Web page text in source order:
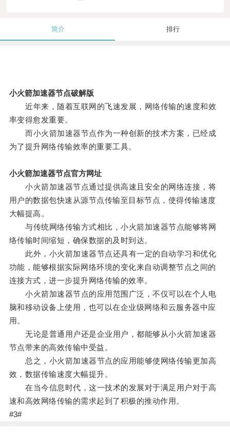
简介 排行
小火箭加速器节点破解版
近年来，随着互联网的飞速发展，网络传输的速度和效
率变得愈发重要。
而小火箭加速器节点作为一种创新的技术方案，已经成
为了提升网络传输效率的重要工具。
小火箭加速器节点官方网址
小火箭加速器节点通过提供高速且安全的网络连接，将
用户的数据包快速从源节点传输至目标节点，使得传输速度
大幅提高。
与传统网络传输方式相比，小火箭加速器节点能够将网
络传输时间缩短，确保数据的及时到达。
此外，小火箭加速器节点还具有一定的自动学习和优化
功能，能够根据实际网络环境的变化来自动调整节点之间的
连接方式，进一步提升网络传输的效率。
小火箭加速器节点的应用范围广泛，不仅可以在个人电
脑和移动设备上使用，也可以在企业级网络和云服务器中应
用。
无论是普通用户还是企业用户，都能够从小火箭加速器
节点带来的高效传输中受益。
总之，小火箭加速器节点的应用能够使网络传输更加高
效，数据传输速度大幅提升。
在当今信息时代，这一技术的发展对于满足用户对于高
速和高效网络传输的需求起到了积极的推动作用。
#3#